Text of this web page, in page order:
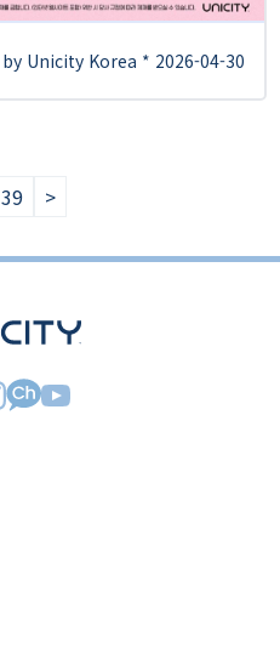
by Unicity Korea * 2026-04-30
39 >